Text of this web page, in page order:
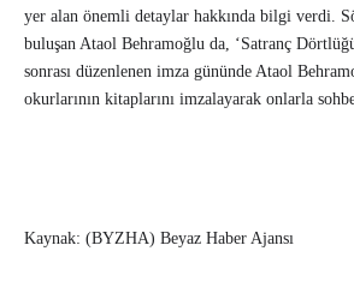
yer alan önemli detaylar hakkında bilgi verdi.
buluşan Ataol Behramoğlu da, ‘Satranç
sonrası düzenlenen imza gününde Ataol
okurlarının kitaplarını imzalayarak onlarla
Kaynak: (BYZHA) Beyaz Haber Ajansı